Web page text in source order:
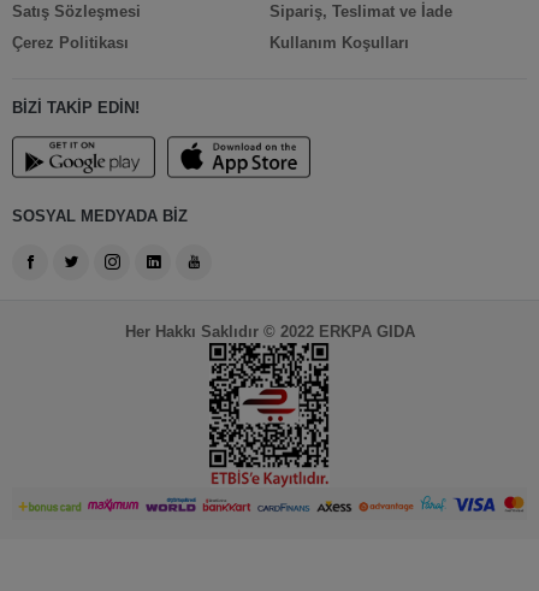
Satış Sözleşmesi
Çerez Politikası
Sipariş, Teslimat ve İade
Kullanım Koşulları
BİZİ TAKİP EDİN!
SOSYAL MEDYADA BİZ
Her Hakkı Saklıdır © 2022 ERKPA GIDA